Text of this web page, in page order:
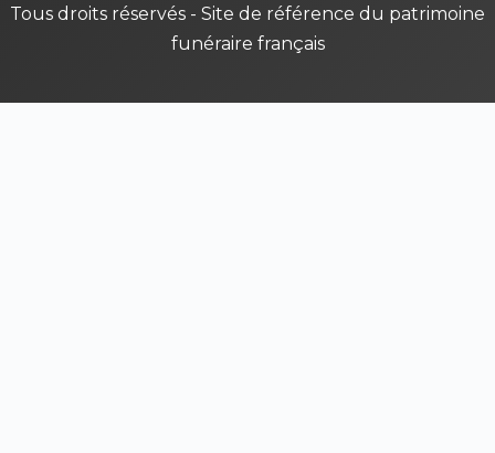
Tous droits réservés - Site de référence du patrimoine
funéraire français